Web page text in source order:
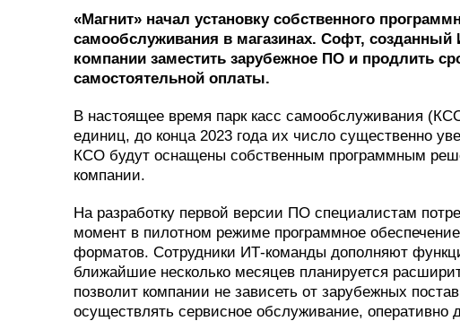
«Магнит» начал установку собственного
самообслуживания в магазинах. Софт, созданный
компании заместить зарубежное ПО и продлить
самостоятельной оплаты.
В настоящее время парк касс самообслуживания
единиц, до конца 2023 года их число существенно
КСО будут оснащены собственным программным
компании.
На разработку первой версии ПО специалистам
момент в пилотном режиме программное
форматов. Сотрудники ИТ-команды дополняют
ближайшие несколько месяцев планируется
позволит компании не зависеть от зарубежных
осуществлять сервисное обслуживание, оперативно